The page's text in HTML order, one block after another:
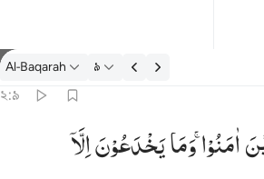
তাফসির: Al-Baqarah ২:৯
Al-Baqarah ৯
২:৯
امنوا وما يخدعون الا انفسهم وما يشعرون ٩
وَمَا يَخْدَعُونَ إِلَّآ أَنفُسَهُمْ وَمَا يَشْعُرُونَ ٩
اٰمَنُوْا ۚوَمَایَخْدَعُوْنَاِلَّاۤ